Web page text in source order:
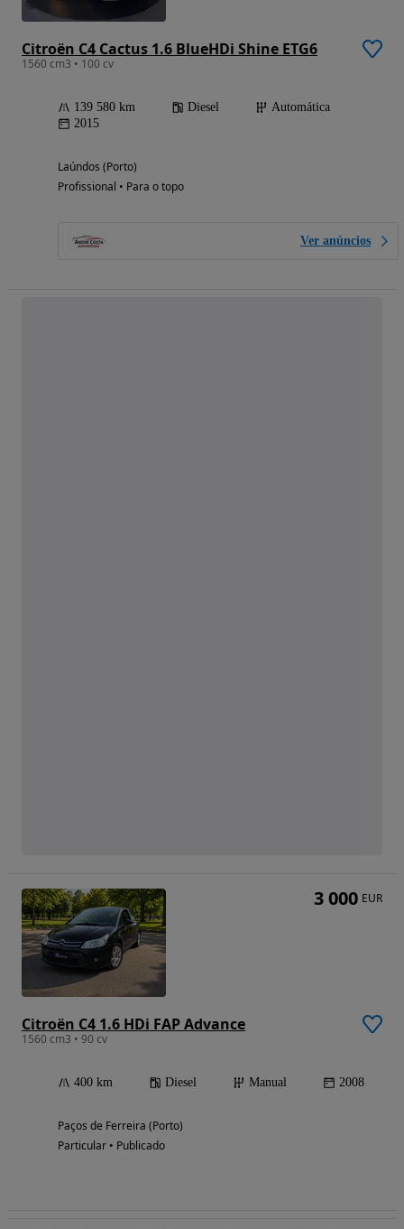
Citroën C4 Cactus 1.6 BlueHDi Shine ETG6
1560 cm3 • 100 cv
139 580 km Diesel
Automática
2015
Laúndos (Porto)
Profissional • Para o topo
Ver anúncios
Citroën C4 1.6 HDi FAP Advance
1560 cm3 • 90 cv
400 km Diesel Manual 2008
Paços de Ferreira (Porto)
Particular • Publicado
3 000 EUR